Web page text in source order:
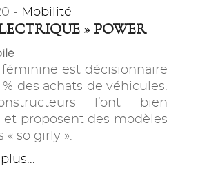
- Mobilité
» POWER
est décisionnaire
des achats de véhicules.
l’ont bien
et proposent des modèles
« so girly ».